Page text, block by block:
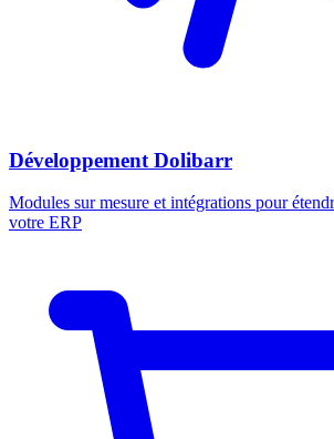
Développement Dolibarr
Modules sur mesure et intégrations pour
votre ERP